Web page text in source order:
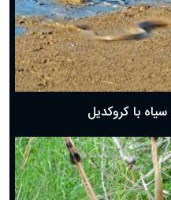
سیاه با کروکدیل